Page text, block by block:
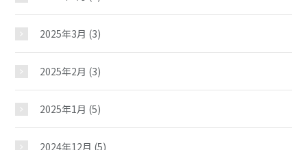
2025年3月 (3)
2025年2月 (3)
2025年1月 (5)
2024年12月 (5)